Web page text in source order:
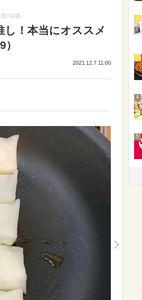
の4選♪
し！本当にオススメ
2021.12.7 11:00
2
3
4
5